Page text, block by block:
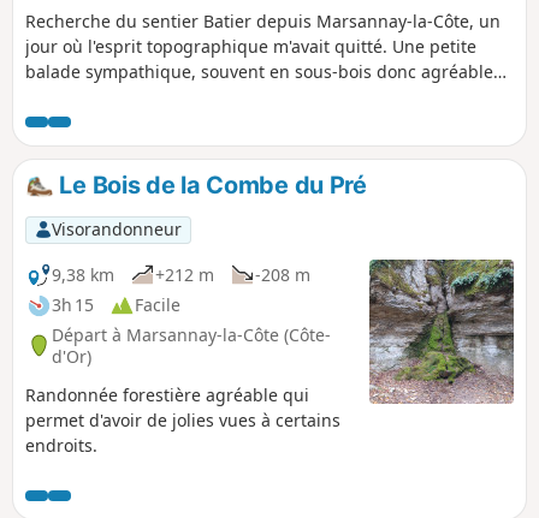
Recherche du sentier Batier depuis Marsannay-la-Côte, un
jour où l'esprit topographique m'avait quitté. Une petite
balade sympathique, souvent en sous-bois donc agréable
Le Bois de la Combe du Pré
Visorandonneur
9,38 km
+212 m
-208 m
3h 15
Facile
Départ à Marsannay-la-Côte (Côte-
d'Or)
Randonnée forestière agréable qui
permet d'avoir de jolies vues à certains
endroits.